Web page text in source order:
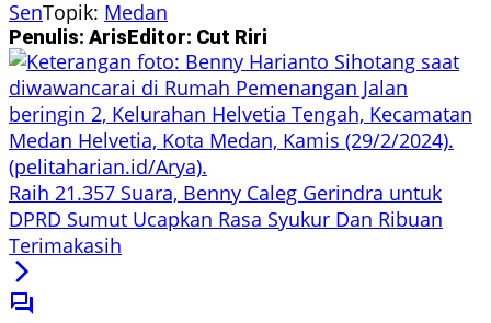
SenTopik: Medan
Penulis: ArisEditor: Cut Riri
Raih 21.357 Suara, Benny Caleg Gerindra untuk
DPRD Sumut Ucapkan Rasa Syukur Dan Ribuan
Terimakasih